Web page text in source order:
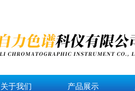
关于我们 产品展示